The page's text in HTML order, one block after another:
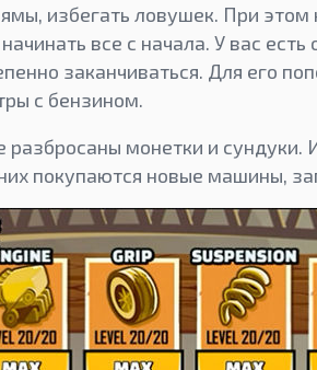
избегать ловушек. При этом
все с начала. У вас
заканчиваться. Для его
с бензином.
разбросаны монетки и
покупаются новые машины,